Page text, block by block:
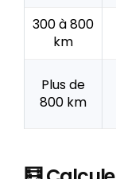
300 à 800
km
Plus de
800 km